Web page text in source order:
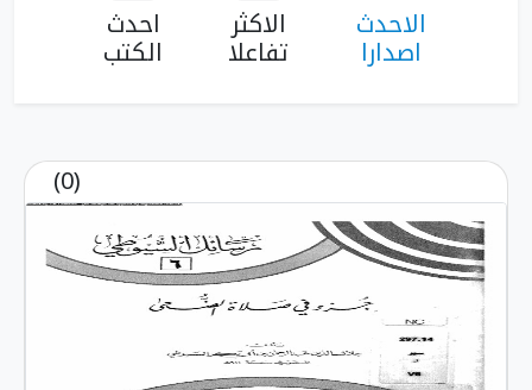
الاحدث
اصدارا تفاعلا الكتب